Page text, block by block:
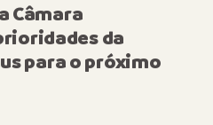
Câmara
da
para o próximo